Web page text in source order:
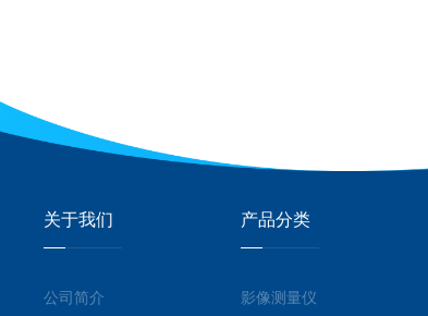
关于我们
公司简介
产品分类
影像测量仪